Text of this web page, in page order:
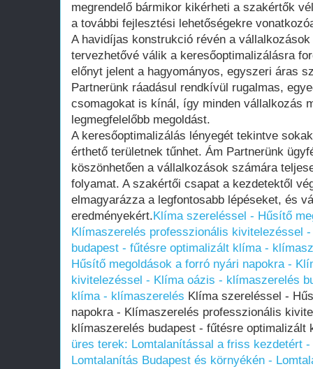
megrendelő bármikor kikérheti a szakértők
a további fejlesztési lehetőségekre
A havidíjas konstrukció révén a
tervezhetővé válik a keresőoptimalizálásra
előnyt jelent a hagyományos, egyszeri áras
Partnerünk ráadásul rendkívül rugalmas,
csomagokat is kínál, így minden vállalkozás
legmegfelelőbb megoldást.
A keresőoptimalizálás lényegét tekintve
érthető területnek tűnhet. Ám Partnerünk
köszönhetően a vállalkozások számára
folyamat. A szakértői csapat a kezdetektől
elmagyarázza a legfontosabb lépéseket, és
eredményekért.Klíma szereléssel - Hűsítő
Klímaszerelés professzionális kivitelezéssel
budapest - fűtésre optimalizált klíma -
Hűsítő megoldások a forró nyári napokra -
kivitelezéssel - Klíma oázis - klímaszerelés
klíma - klímaszerelés Klíma szereléssel -
napokra - Klímaszerelés professzionális
klímaszerelés budapest - fűtésre
üres terek: Lomtalanítással a friss kezdetért
Lomtalanítás Budapest és környékén -